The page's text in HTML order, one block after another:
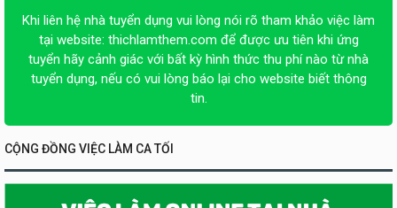
Khi liên hệ nhà tuyển dụng vui lòng nói rõ tham khảo việc làm
tại website: thichlamthem.com để được ưu tiên khi ứng
tuyển hãy cảnh giác với bất kỳ hình thức thu phí nào từ nhà
tuyển dụng, nếu có vui lòng báo lại cho website biết thông
tin.
CỘNG ĐỒNG VIỆC LÀM CA TỐI